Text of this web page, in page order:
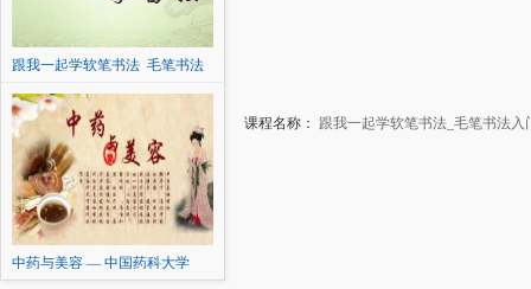
跟我一起学软笔书法_毛笔书法
中药与美容 — 中国药科大学
课程名称： 跟我一起学软笔书法_毛笔书法入